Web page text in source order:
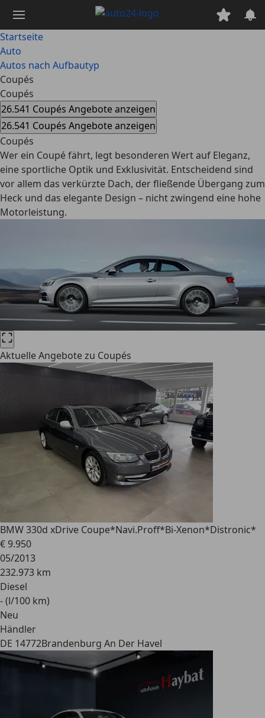
Hauptinhalt
springen
Startseite
Auto
Autos nach Aufbautyp
Coupés
Coupés
26.541 Coupés Angebote anzeigen
26.541 Coupés Angebote anzeigen
Coupés
Wer ein Coupé fährt, legt besonderen Wert auf Eleganz,
eine sportliche Optik und Exklusivität. Entscheidend sind
vor allem das verkürzte Dach, der fließende Übergang zum
Heck und das elegante Design – nicht zwingend eine hohe
Motorleistung.
Aktuelle Angebote zu Coupés
BMW 330d xDrive Coupe*Navi.Proff*Bi-Xenon*Distronic*
€ 9.950
05/2013
232.973 km
Diesel
- (l/100 km)
Neu
Händler
DE 14772Brandenburg An Der Havel